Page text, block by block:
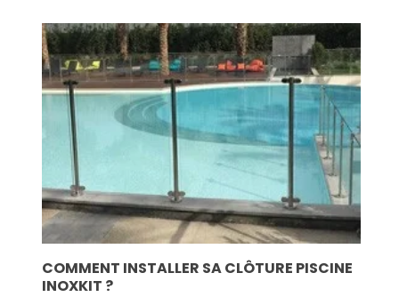
COMMENT INSTALLER SA CLÔTURE PISCINE
INOXKIT ?